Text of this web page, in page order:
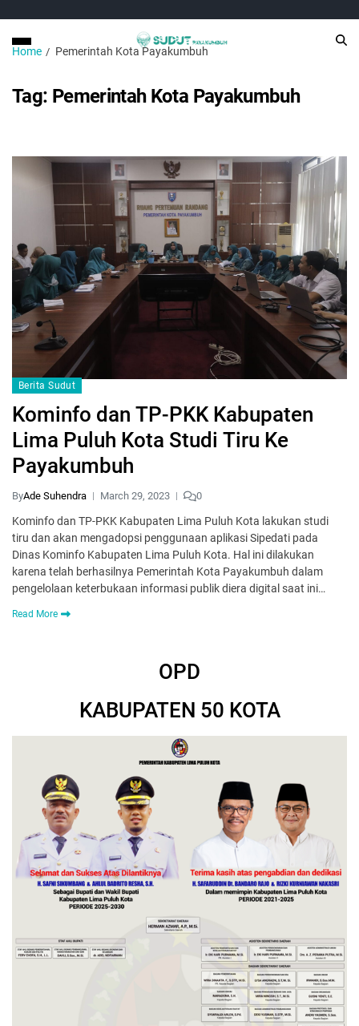
Home Pemerintah Kota Payakumbuh
Tag: Pemerintah Kota Payakumbuh
Berita Sudut
Kominfo dan TP-PKK Kabupaten
Lima Puluh Kota Studi Tiru Ke
Payakumbuh
ByAde Suhendra March 29, 2023 0
Kominfo dan TP-PKK Kabupaten Lima Puluh Kota lakukan studi
tiru dan akan mengadopsi penggunaan aplikasi Sipedati pada
Dinas Kominfo Kabupaten Lima Puluh Kota. Hal ini dilakukan
karena telah berhasilnya Pemerintah Kota Payakumbuh dalam
pengelolaan keterbukaan informasi publik diera digital saat ini…
Read More
OPD
KABUPATEN 50 KOTA